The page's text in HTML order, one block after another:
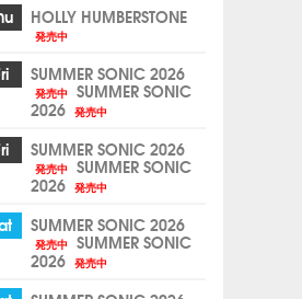
HOLLY HUMBERSTONE
発売中
SUMMER SONIC 2026
発売中 SUMMER SONIC
2026 発売中
SUMMER SONIC 2026
発売中 SUMMER SONIC
2026 発売中
SUMMER SONIC 2026
発売中 SUMMER SONIC
2026 発売中